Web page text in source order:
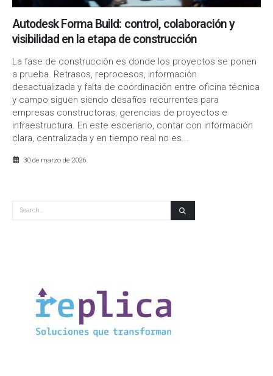
Autodesk Forma Build: control, colaboración y
visibilidad en la etapa de construcción
La fase de construcción es donde los proyectos se ponen
a prueba. Retrasos, reprocesos, información
desactualizada y falta de coordinación entre oficina técnica
y campo siguen siendo desafíos recurrentes para
empresas constructoras, gerencias de proyectos e
infraestructura. En este escenario, contar con información
clara, centralizada y en tiempo real no es...
30 de marzo de 2026